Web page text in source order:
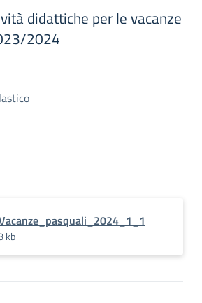
didattiche per le vacanze
2024
kb